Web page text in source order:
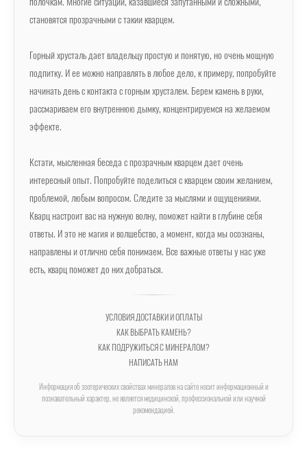
полочкам. Многие ситуации, казавшиеся запутанными и сложными,
становятся прозрачными с такии кварцем.
Горный хрусталь дает владельцу простую и понятую, но очень мощную
подпитку. И ее можно направлять в любое дело, к примеру, попробуйте
начинать день с контакта с горным хрусталем. Берем камень в руки,
рассмариваем его внутреннюю дымку, концентрируемся на желаемом
эффекте.
Кстати, мысленная беседа с прозрачным кварцем дает очень
интересный опыт. Попробуйте поделиться с кварцем своим желанием,
проблемой, любым вопросом. Следите за мыслями и ощущениями.
Кварц настроит вас на нужную волну, поможет найти в глубине себя
ответы. И это не магия и волшебство, а момент, когда мы осознаны,
направлены и отлично себя понимаем. Все важные ответы у нас уже
есть, кварц поможет до них добраться.
УСЛОВИЯ ДОСТАВКИ И ОПЛАТЫ
КАК ВЫБРАТЬ КАМЕНЬ?
КАК ПОДРУЖИТЬСЯ С МИНЕРАЛОМ?
НАПИСАТЬ НАМ
Информация об эзотерических свойствах минералов на сайте носит информационный и
познавательный характер, не является медицинской, профессиональной или научной
рекомендацией.